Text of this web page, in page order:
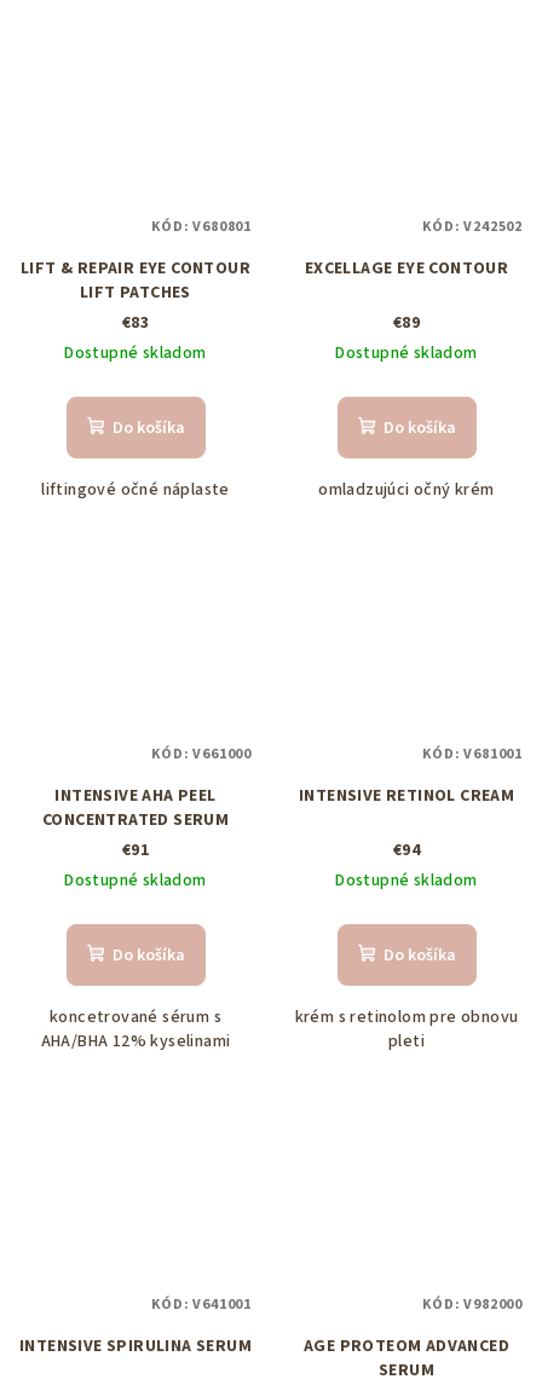
LIFT & REPAIR EYE CONTOUR
LIFT PATCHES
€83
Dostupné skladom
Do košíka
liftingové očné náplaste
KÓD:V680801
EXCELLAGE EYE CONTOUR
€89
Dostupné skladom
Do košíka
omladzujúci očný krém
KÓD:V242502
INTENSIVE AHA PEEL
CONCENTRATED SERUM
€91
Dostupné skladom
Do košíka
koncetrované sérum s
AHA/BHA 12% kyselinami
KÓD:V661000
INTENSIVE RETINOL CREAM
€94
Dostupné skladom
Do košíka
krém s retinolom pre obnovu
pleti
KÓD:V681001
INTENSIVE SPIRULINA SERUM
KÓD:V641001
AGE PROTEOM ADVANCED
SERUM
KÓD:V982000